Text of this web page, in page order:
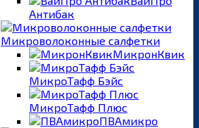
Антибак
Микроволоконные салфетки
МикронКвик
МикроТафф Бэйс
МикроТафф Плюс
ПВАмикро